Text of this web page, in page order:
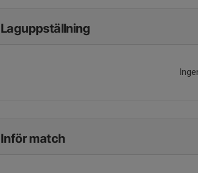
Laguppställning
Inför match